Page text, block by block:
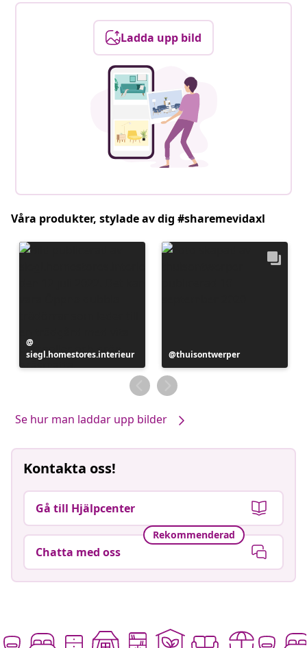
Ladda upp bild
Våra produkter, stylade av dig #sharemevidaxl
publicerat
av
siegl.homestores.interieur
Inlägg
publicerat
av
thuisontwerper
Se hur man laddar upp bilder
Kontakta oss!
Gå till Hjälpcenter
Rekommenderad
Chatta med oss